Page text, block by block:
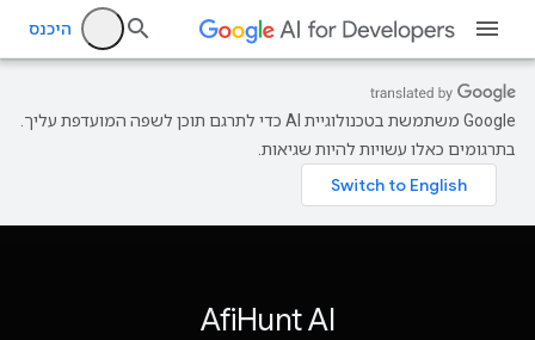
היכנס
‫Google משתמשת בטכנולוגיית AI כדי לתרגם תוכן לשפה המועדפת עליך.
בתרגומים כאלו עשויות להיות שגיאות.
AfiHunt AI